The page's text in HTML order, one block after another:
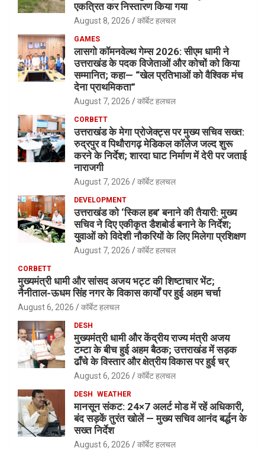
एकत्रित कर निस्तारण किया गया
August 8, 2026 कॉर्बेट हलचल
GAMES
लासगो कॉमनवेल्थ गेम्स 2026: सीएम धामी ने
उत्तराखंड के पदक विजेताओं और कोचों को किया
सम्मानित; कहा— “खेल प्रतिभाओं को वैश्विक मंच
देना प्राथमिकता”
August 7, 2026 कॉर्बेट हलचल
CORBETT
उत्तराखंड के मेगा प्रोजेक्ट्स पर मुख्य सचिव सख्त:
रुद्रपुर व पिथौरागढ़ मेडिकल कॉलेज जल्द शुरू
करने के निर्देश; शारदा घाट निर्माण में देरी पर जताई
नाराजगी
August 7, 2026 कॉर्बेट हलचल
DEVELOPMENT
उत्तराखंड को ‘स्किल हब’ बनाने की तैयारी: मुख्य
सचिव ने दिए एकीकृत डैशबोर्ड बनाने के निर्देश;
युवाओं को विदेशी नौकरियों के लिए मिलेगा प्रशिक्षण
August 7, 2026 कॉर्बेट हलचल
CORBETT
मुख्यमंत्री धामी और सांसद अजय भट्ट की शिष्टाचार भेंट;
नैनीताल-ऊधम सिंह नगर के विकास कार्यों पर हुई अहम चर्चा
August 6, 2026 कॉर्बेट हलचल
DESH
मुख्यमंत्री धामी और केंद्रीय राज्य मंत्री अजय
टम्टा के बीच हुई अहम बैठक; उत्तराखंड में सड़क
ढाँचे के विस्तार और क्षेत्रीय विकास पर हुई चर्
August 6, 2026 कॉर्बेट हलचल
DESH WEATHER
मानसून संकट: 24×7 अलर्ट मोड में रहें अधिकारी,
बंद सड़कें तुरंत खोलें — मुख्य सचिव आनंद बर्द्धन के
सख्त निर्देश
August 6, 2026 कॉर्बेट हलचल